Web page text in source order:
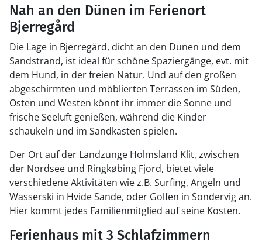
Nah an den Dünen im Ferienort
Bjerregård
Die Lage in Bjerregård, dicht an den Dünen und dem
Sandstrand, ist ideal für schöne Spaziergänge, evt. mit
dem Hund, in der freien Natur. Und auf den großen
abgeschirmten und möblierten Terrassen im Süden,
Osten und Westen könnt ihr immer die Sonne und
frische Seeluft genießen, während die Kinder
schaukeln und im Sandkasten spielen.
Der Ort auf der Landzunge Holmsland Klit, zwischen
der Nordsee und Ringkøbing Fjord, bietet viele
verschiedene Aktivitäten wie z.B. Surfing, Angeln und
Wasserski in Hvide Sande, oder Golfen in Sondervig an.
Hier kommt jedes Familienmitglied auf seine Kosten.
Ferienhaus mit 3 Schlafzimmern